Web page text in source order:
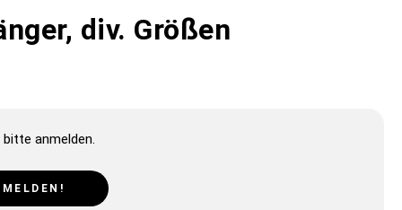
div. Größen
anmelden.